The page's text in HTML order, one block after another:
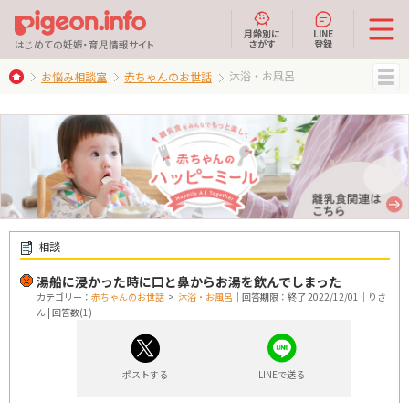
はじめての妊娠・育児情報サイト
月齢別に
さがす
LINE
登録
お悩み相談室 赤ちゃんのお世話 沐浴・お風呂
相談
湯船に浸かった時に口と鼻からお湯を飲んでしまった
カテゴリー： 赤ちゃんのお世話 > 沐浴・お風呂 ｜回答期限：終了 2022/12/01｜りさ
ん | 回答数(1)
ポストする LINEで送る